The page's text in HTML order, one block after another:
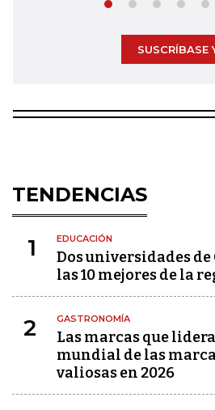
SUSCRÍBASE
TENDENCIAS
1 EDUCACIÓN
Dos universidades
las 10 mejores de la
2 GASTRONOMÍA
Las marcas que
mundial de las
valiosas en 2026